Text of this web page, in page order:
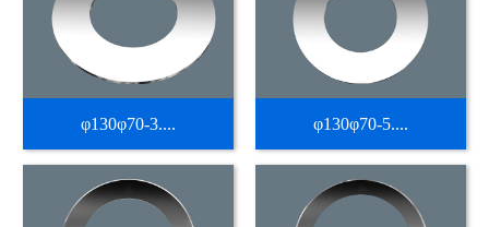
φ130φ70-3.... φ130φ70-5....